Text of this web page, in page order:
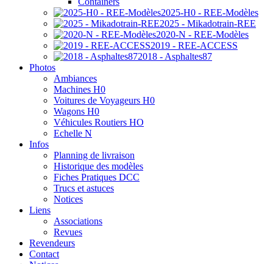
2025-H0 - REE-Modèles
2025 - Mikadotrain-REE
2020-N - REE-Modèles
2019 - REE-ACCESS
2018 - Asphaltes87
Photos
Ambiances
Machines H0
Voitures de Voyageurs H0
Wagons H0
Véhicules Routiers HO
Echelle N
Infos
Planning de livraison
Historique des modèles
Fiches Pratiques DCC
Trucs et astuces
Notices
Liens
Associations
Revues
Revendeurs
Contact